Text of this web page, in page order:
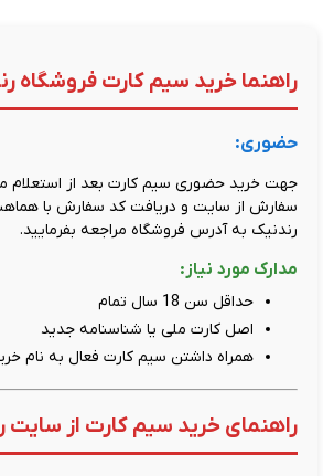
راهنما خرید سیم کارت فروشگاه
حضوری:
جهت خرید حضوری سیم کارت بعد از استعلام
سفارش از سایت و دریافت کد سفارش با
رندنیک به آدرس فروشگاه مراجعه بفرمایید.
مدارک مورد نیاز:
حداقل سن 18 سال تمام
اصل کارت ملی یا شناسنامه جدید
همراه داشتن سیم کارت فعال به نام
راهنمای خرید سیم کارت از سایت